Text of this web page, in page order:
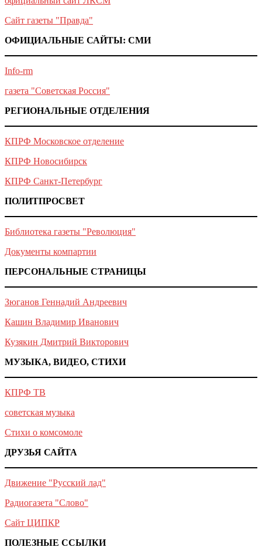
Сайт газеты "Правда"
ОФИЦИАЛЬНЫЕ САЙТЫ: СМИ
Info-rm
газета "Советская Россия"
РЕГИОНАЛЬНЫЕ ОТДЕЛЕНИЯ
КПРФ Московское отделение
КПРФ Новосибирск
КПРФ Санкт-Петербург
ПОЛИТПРОСВЕТ
Библиотека газеты "Революция"
Документы компартии
ПЕРСОНАЛЬНЫЕ СТРАНИЦЫ
Зюганов Геннадий Андреевич
Кашин Владимир Иванович
Кузякин Дмитрий Викторович
МУЗЫКА, ВИДЕО, СТИХИ
КПРФ ТВ
советская музыка
Стихи о комсомоле
ДРУЗЬЯ САЙТА
Движение "Русский лад"
Радиогазета "Слово"
Сайт ЦИПКР
ПОЛЕЗНЫЕ ССЫЛКИ